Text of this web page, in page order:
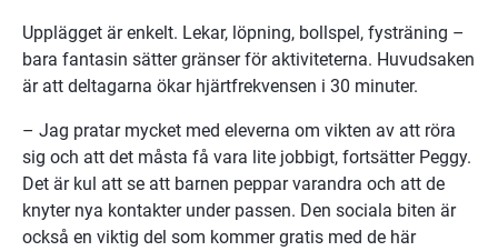
Upplägget är enkelt. Lekar, löpning, bollspel, fysträning –
bara fantasin sätter gränser för aktiviteterna. Huvudsaken
är att deltagarna ökar hjärtfrekvensen i 30 minuter.
– Jag pratar mycket med eleverna om vikten av att röra
sig och att det måsta få vara lite jobbigt, fortsätter Peggy.
Det är kul att se att barnen peppar varandra och att de
knyter nya kontakter under passen. Den sociala biten är
också en viktig del som kommer gratis med de här